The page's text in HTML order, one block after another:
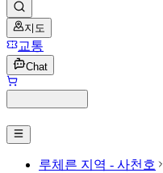
지도
교통
Chat
루체른 지역 - 사천호